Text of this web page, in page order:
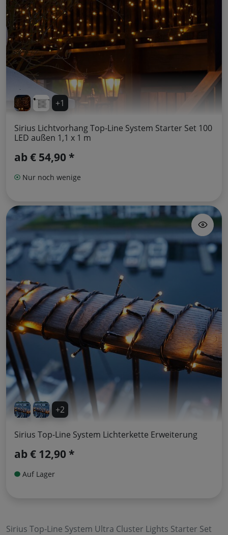
+1
Sirius Lichtvorhang Top-Line System Starter Set 100
LED außen 1,1 x 1 m
ab€ 54,90 *
Nur noch wenige
+2
Sirius Top-Line System Lichterkette Erweiterung
ab€ 12,90 *
Auf Lager
Sirius Top-Line System Ultra Cluster Lights Starter Set